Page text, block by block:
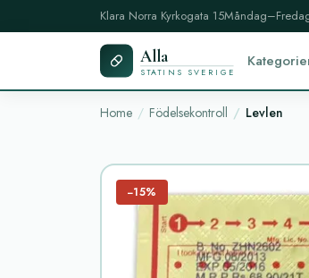
Klara Norra Kyrkogata 15
Alla
STATINS SVERIGE
Home Födelsekontroll Levlen
−15%